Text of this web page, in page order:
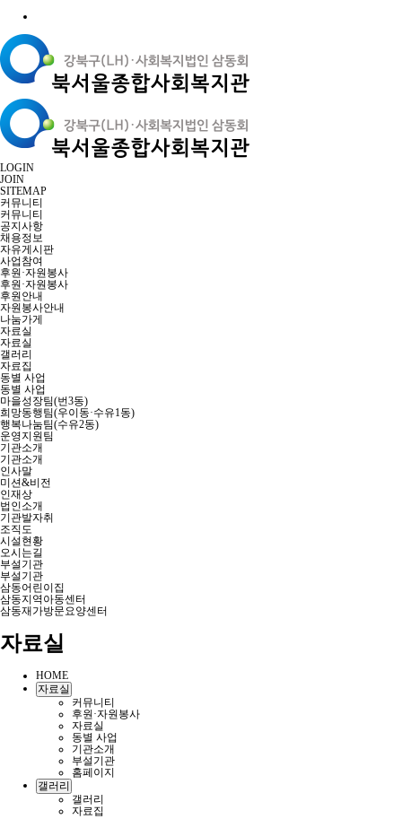
LOGIN
JOIN
SITEMAP
커뮤니티
커뮤니티
공지사항
채용정보
자유게시판
사업참여
후원·자원봉사
후원·자원봉사
후원안내
자원봉사안내
나눔가게
자료실
자료실
갤러리
자료집
동별 사업
동별 사업
마을성장팀(번3동)
희망동행팀(우이동·수유1동)
행복나눔팀(수유2동)
운영지원팀
기관소개
기관소개
인사말
미션&비전
인재상
법인소개
기관발자취
조직도
시설현황
오시는길
부설기관
부설기관
삼동어린이집
삼동지역아동센터
삼동재가방문요양센터
자료실
HOME
자료실
커뮤니티
후원·자원봉사
자료실
동별 사업
기관소개
부설기관
홈페이지
갤러리
갤러리
자료집